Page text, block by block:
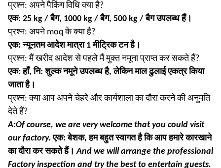
प्रश्न: अपने पैकिंग विधि क्या है?
एक: 25 kg / बैग, 1000 kg / बैग, 500 kg / बैग उपलब्ध हैं।
प्रश्न: अपने moq के क्या है?
एक: न्यूनतम आदेश मात्रा 1 मीट्रिक टन है।
प्रश्न: मैं खरीद आदेश से पहले मैं मुक्त नमूना प्राप्त कर सकते हैं?
एक: हाँ, नि: शुल्क नमूने उपलब्ध है, लेकिन माल ढुलाई एकत्र किया
जाता है।
प्रश्न: क्या आप अपने चेहरे और कार्यशाला का दौरा करने की अनुमति
देते हैं?
A:Of course, we are very welcome that you could visit
our factory. एक: बेशक, हम बहुत स्वागत है कि आप हमारे कारखाने
का दौरा कर सकते हैं। And we will arrange the professional
Factory inspection and try the best to entertain guests.